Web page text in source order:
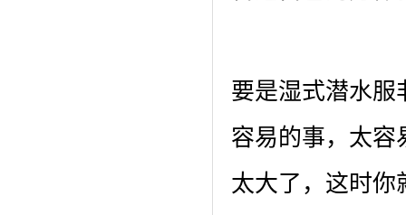
要是湿式潜水服
容易的事，太容
太大了，这时你